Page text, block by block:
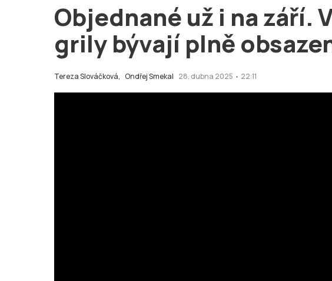
Objednané už i na září.
grily bývají plně
Tereza Slováčková, Ondřej Smekal 28. dubna 2025 • 22:11